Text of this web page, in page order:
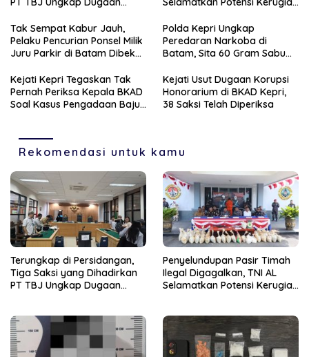
Penerbitan Izin Tersus CV SEP
di Lingga
Tak Sempat Kabur Jauh,
Pelaku Pencurian Ponsel Milik
Juru Parkir di Batam Dibekuk
Bengkong
Polda Kepri Ungkap
Peredaran Narkoba di
Batam, Sita 60 Gram Sabu
Kejati Kepri Tegaskan Tak
Pernah Periksa Kepala BKAD
Soal Kasus Pengadaan Baju
Kejati Usut Dugaan Korupsi
Honorarium di BKAD Kepri,
38 Saksi Telah Diperiksa
Rekomendasi untuk kamu
Terungkap di Persidangan,
Tiga Saksi yang Dihadirkan
PT TBJ Ungkap Dugaan
di Lingga
Penyelundupan Pasir Timah
Ilegal Digagalkan, TNI AL
Selamatkan Potensi Kerugian